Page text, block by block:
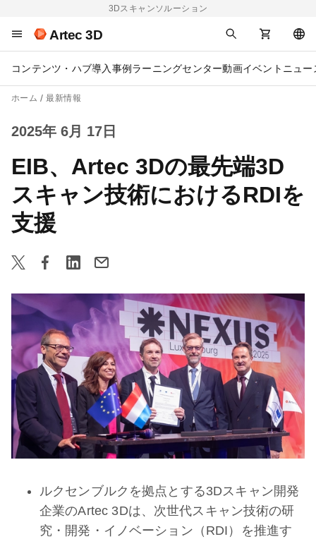
3Dスキャンソルーション
Artec 3D
コンテンツ・ハブ導入事例 ラーニングセンター動画イベント ニュー
ホーム 最新情報
2025年 6月 17日
EIB、Artec 3Dの最先端3D
スキャン技術におけるRDIを
支援
ルクセンブルクを拠点とする3Dスキャン開発
企業のArtec 3Dは、次世代スキャン技術の研
究・開発・イノベーション（RDI）を推進す